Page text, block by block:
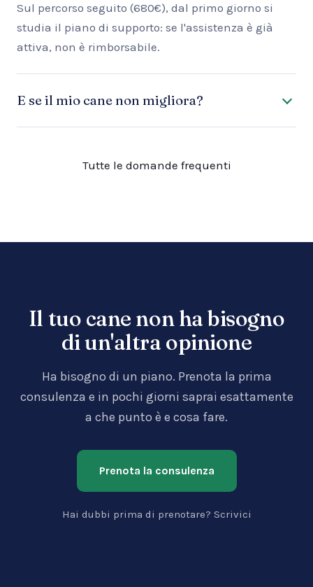
Sul percorso seguito (680€), dal primo giorno si
studia il piano di supporto: se l'assistenza è già
attiva, non è rimborsabile.
E se il mio cane non migliora?
Tutte le domande frequenti
Il tuo cane non ha bisogno
di un'altra opinione
Ha bisogno di un piano. Prenota la prima
consulenza e in pochi giorni saprai esattamente
a che punto è e cosa fare.
Prenota la consulenza
Hai dubbi prima di prenotare? Scrivici